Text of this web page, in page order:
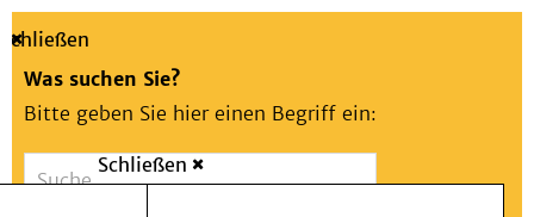
Suche
Schließen
Was suchen Sie?
Bitte geben Sie hier einen Begriff ein:
Notfall
Schließen